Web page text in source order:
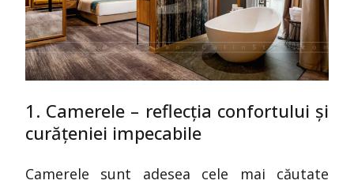
1. Camerele – reflecția confortului și
curățeniei impecabile
Camerele sunt adesea cele mai căutate